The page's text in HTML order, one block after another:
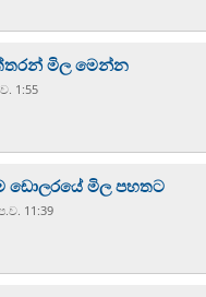
මිල මෙන්න
1:55
ඩොලරයේ මිල පහතට
11:39